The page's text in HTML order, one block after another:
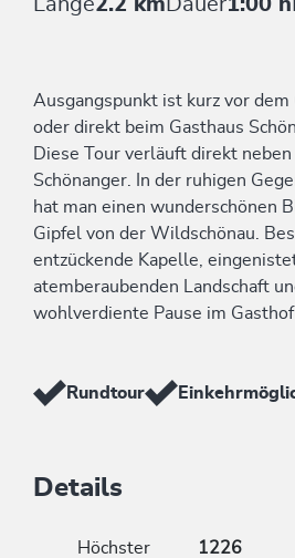
Länge2.2 km Dauer1:00 h
Ausgangspunkt ist kurz vor dem
oder direkt beim Gasthaus
Diese Tour verläuft direkt
Schönanger. In der ruhigen
hat man einen wunderschönen
Gipfel von der Wildschönau.
entzückende Kapelle,
atemberaubenden Landschaft
wohlverdiente Pause im Gasthof
Rundtour
Details
Höchster
1226